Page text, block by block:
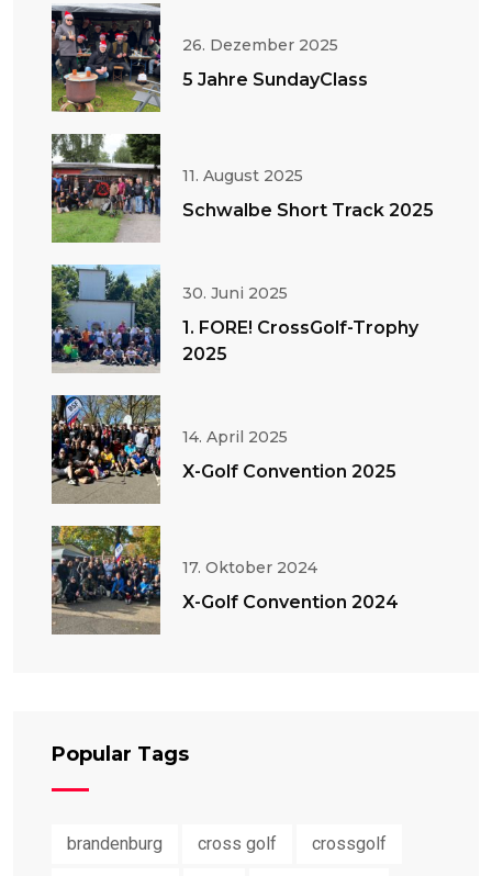
26. Dezember 2025
5 Jahre SundayClass
11. August 2025
Schwalbe Short Track 2025
30. Juni 2025
1. FORE! CrossGolf-Trophy
2025
14. April 2025
X-Golf Convention 2025
17. Oktober 2024
X-Golf Convention 2024
Popular Tags
brandenburg cross golf crossgolf